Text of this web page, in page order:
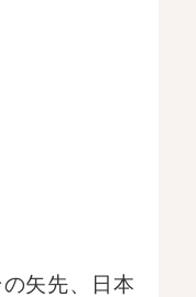
矢先、日本